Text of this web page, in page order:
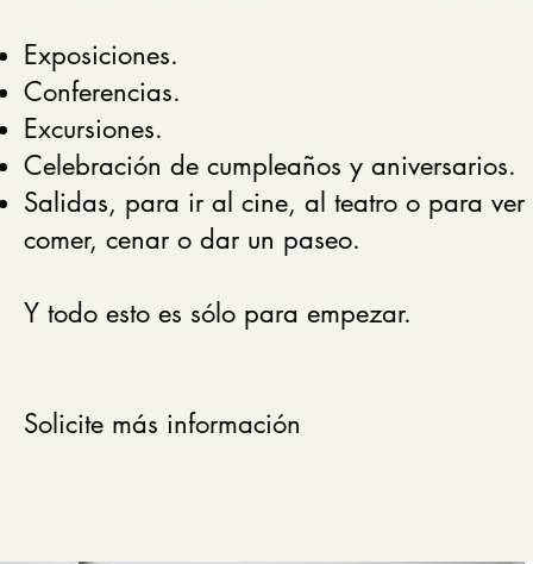
Exposiciones.
Conferencias.
Excursiones.
Celebración de cumpleaños y aniversarios.
Salidas, para ir al cine, al teatro o para
comer, cenar o dar un paseo.
Y todo esto es sólo para empezar.
Solicite más información